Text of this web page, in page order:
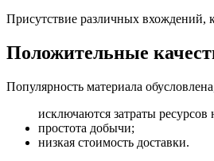
Присутствие различных вхождений,
Положительные
Популярность материала
исключаются затраты ресурсов
простота добычи;
низкая стоимость доставки.